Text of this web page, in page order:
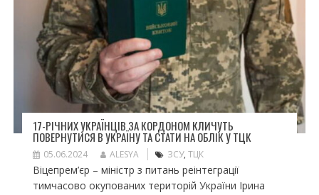
17-РІЧНИХ УКРАЇНЦІВ ЗА КОРДОНОМ КЛИЧУТЬ
ПОВЕРНУТИСЯ В УКРАЇНУ ТА СТАТИ НА ОБЛІК У ТЦК
05.06.2024 ALESYA ЗСУ, ТЦК
Віцепрем’єр – міністр з питань реінтеграції
тимчасово окупованих територій України Ірина